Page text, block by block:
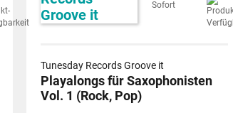
Sofort
Tunesday Records Groove it
Playalongs für Saxophonisten
Vol. 1 (Rock, Pop)